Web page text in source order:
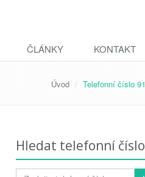
ČLÁNKY KONTAKT
Úvod Telefonní číslo
Hledat telefonní číslo